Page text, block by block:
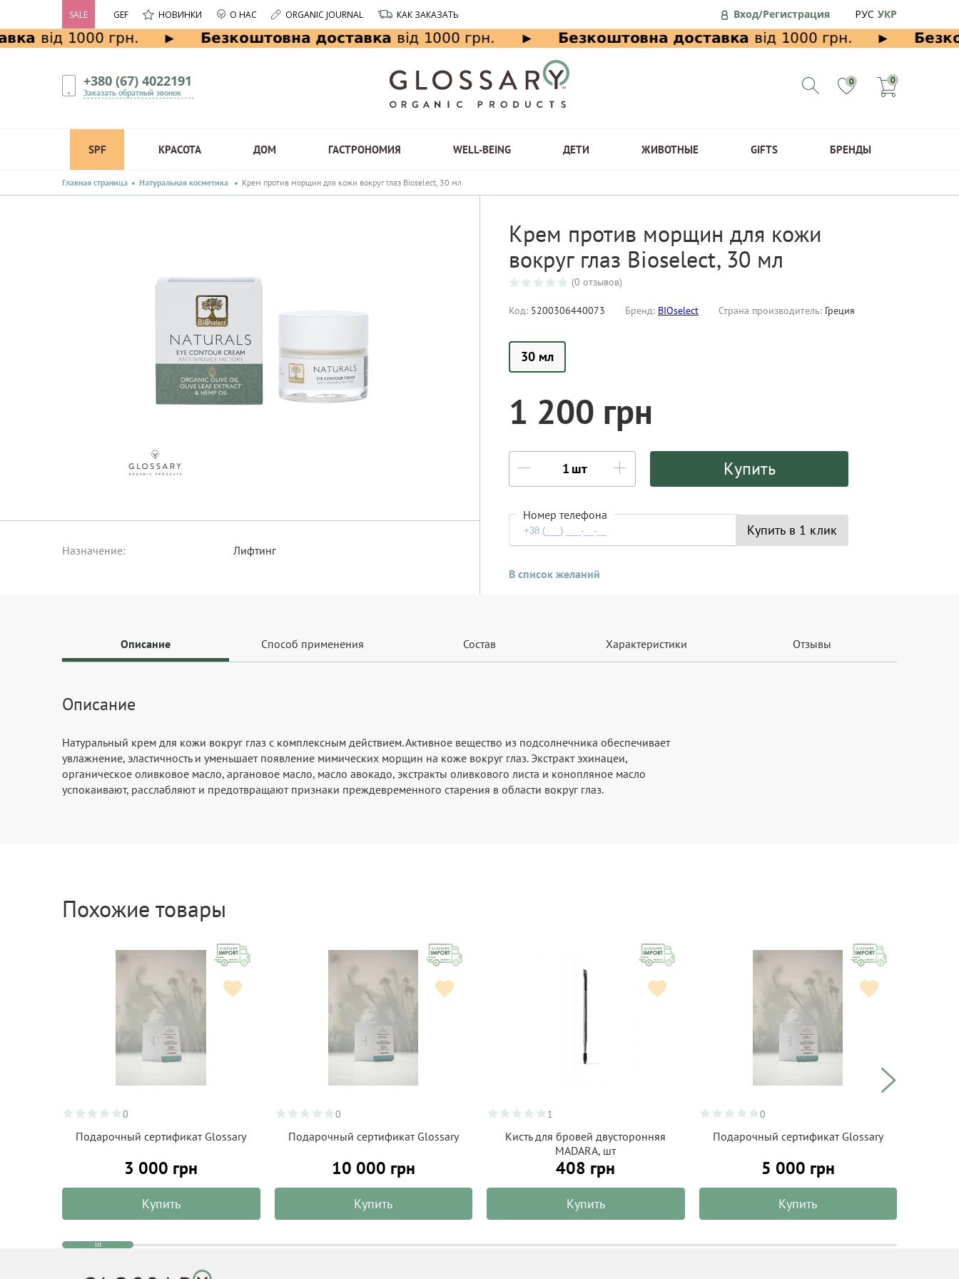
SALE GEF НОВИНКИ О НАС ORGANIC JOURNAL КАК ЗАКАЗАТЬ Вход/Регистрация РУС УКР
+380 (67) 4022191
Заказать обратный звонок
0 0
SPF КРАСОТА ДОМ ГАСТРОНОМИЯ WELL-BEING ДЕТИ ЖИВОТНЫЕ GIFTS БРЕНДЫ
Главная страница Натуральная косметика Крем против морщин для кожи вокруг глаз Bioselect, 30 мл
Назначение: Лифтинг
Крем против морщин для кожи
вокруг глаз Bioselect, 30 мл
(0 отзывов)
Код: 5200306440073 Бренд: BIOselect Страна производитель: Греция
30 мл
1 200 грн
шт Купить
Номер телефона
Купить в 1 клик
В список желаний
Описание Способ применения Состав Характеристики Отзывы
Описание
Натуральный крем для кожи вокруг глаз с комплексным действием. Активное вещество из подсолнечника обеспечивает
увлажнение, эластичность и уменьшает появление мимических морщин на коже вокруг глаз. Экстракт эхинацеи,
органическое оливковое масло, аргановое масло, масло авокадо, экстракты оливкового листа и конопляное масло
успокаивают, расслабляют и предотвращают признаки преждевременного старения в области вокруг глаз.
Похожие товары
0
Подарочный сертификат Glossary
3 000 грн
Купить
0
Подарочный сертификат Glossary
10 000 грн
Купить
1
Кисть для бровей двусторонняя
MADARA, шт
408 грн
Купить
0
Подарочный сертификат Glossary
5 000 грн
Купить